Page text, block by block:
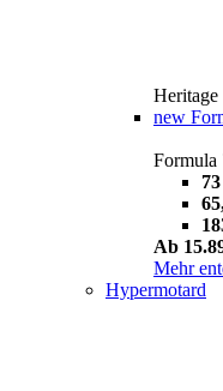
Heritage
new
Formula
Ab
Mehr
Hypermotard